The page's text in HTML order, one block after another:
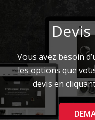
Vous avez besoin
les options que
devis en